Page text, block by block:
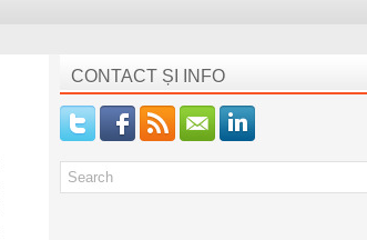
CONTACT ȘI INFO